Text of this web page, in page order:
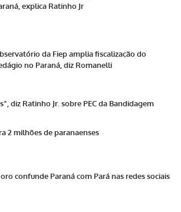
explica Ratinho Jr
da Fiep amplia fiscalização do
no Paraná, diz Romanelli
diz Ratinho Jr. sobre PEC da Bandidagem
2 milhões de paranaenses
confunde Paraná com Pará nas redes sociais